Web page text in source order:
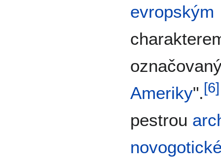
evropským
Ameriky". [6]
pestrou